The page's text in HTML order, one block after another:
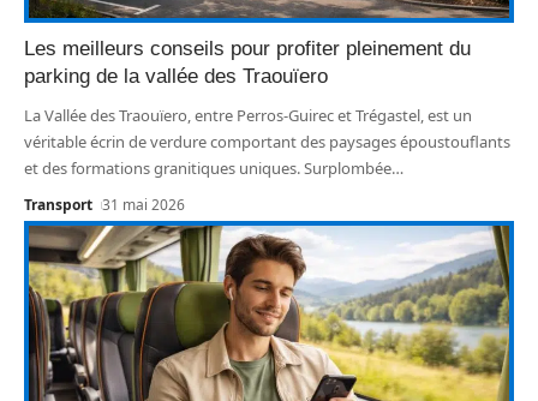
Les meilleurs conseils pour profiter pleinement du
parking de la vallée des Traouïero
La Vallée des Traouïero, entre Perros-Guirec et Trégastel, est un
véritable écrin de verdure comportant des paysages époustouflants
et des formations granitiques uniques. Surplombée…
Transport 31 mai 2026